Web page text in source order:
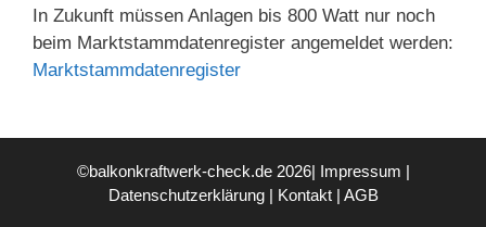
In Zukunft müssen Anlagen bis 800 Watt nur noch
beim Marktstammdatenregister angemeldet werden:
Marktstammdatenregister
©balkonkraftwerk-check.de 2026| Impressum |
Datenschutzerklärung| Kontakt| AGB